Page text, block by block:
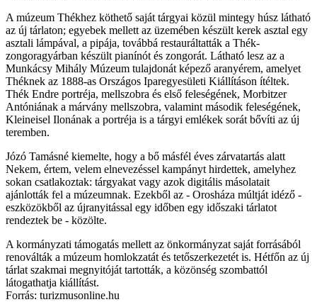
A múzeum Thékhez köthető saját tárgyai közül mintegy húsz látható
az új tárlaton; egyebek mellett az üzemében készült kerek asztal egy
asztali lámpával, a pipája, továbbá restauráltatták a Thék-
zongoragyárban készült pianínót és zongorát. Látható lesz az a
Munkácsy Mihály Múzeum tulajdonát képező aranyérem, amelyet
Théknek az 1888-as Országos Iparegyesületi Kiállításon ítéltek.
Thék Endre portréja, mellszobra és első feleségének, Morbitzer
Antóniának a márvány mellszobra, valamint második feleségének,
Kleineisel Ilonának a portréja is a tárgyi emlékek sorát bővíti az új
teremben.
Józó Tamásné kiemelte, hogy a bő másfél éves zárvatartás alatt
Nekem, értem, velem elnevezéssel kampányt hirdettek, amelyhez
sokan csatlakoztak: tárgyakat vagy azok digitális másolatait
ajánlották fel a múzeumnak. Ezekből az - Orosháza múltját idéző -
eszközökből az újranyitással egy időben egy időszaki tárlatot
rendeztek be - közölte.
A kormányzati támogatás mellett az önkormányzat saját forrásából
renoválták a múzeum homlokzatát és tetőszerkezetét is. Hétfőn az új
tárlat szakmai megnyitóját tartották, a közönség szombattól
látogathatja kiállítást.
Forrás: turizmusonline.hu